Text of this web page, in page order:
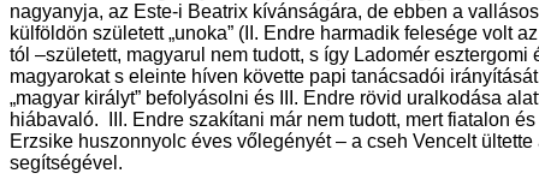
nagyanyja, az Este-i Beatrix kívánságára, de ebben a
külföldön született „unoka” (II. Endre harmadik felesége volt
tól –született, magyarul nem tudott, s így Ladomér
magyarokat s eleinte híven követte papi tanácsadói
„magyar királyt” befolyásolni és III. Endre rövid uralkodása
hiábavaló. III. Endre szakítani már nem tudott, mert fiatalon
Erzsike huszonnyolc éves vőlegényét – a cseh Vencelt
segítségével.